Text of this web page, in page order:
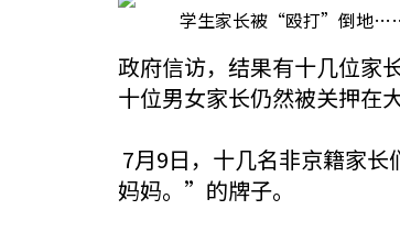
学生家长被“殴打”倒地
政府信访，结果有十几位家
十位男女家长仍然被关押在
7月9日，十几名非京籍家
妈妈。”的牌子。